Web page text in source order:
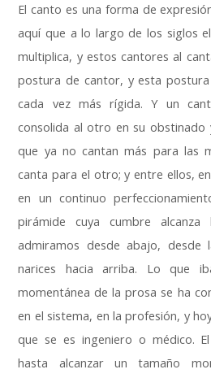
El canto es una forma de
aquí que a lo largo de los siglos
multiplica, y estos cantores al
postura de cantor, y esta
cada vez más rígida.Y un
consolida al otro en su obstinado
que ya no cantan más para las
canta para el otro;y entre ellos,
en un continuo
pirámide cuya cumbre
admiramos desde abajo, desde
narices hacia arriba. Lo que
momentánea de la prosa se ha
en el sistema, en la profesión, y
que se es ingeniero o médico.
hasta alcanzar un tamaño